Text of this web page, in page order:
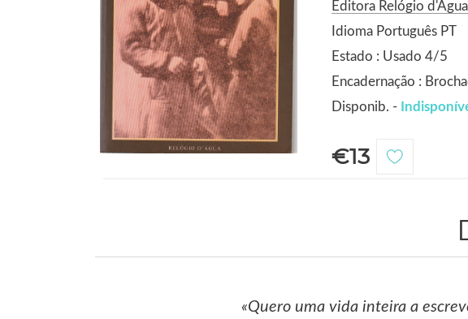
Editora Relógio d'Água
Idioma Português PT
Estado : Usado 4/5
Encadernação :
Disponib. -
€13
«Quero uma vida inteira a